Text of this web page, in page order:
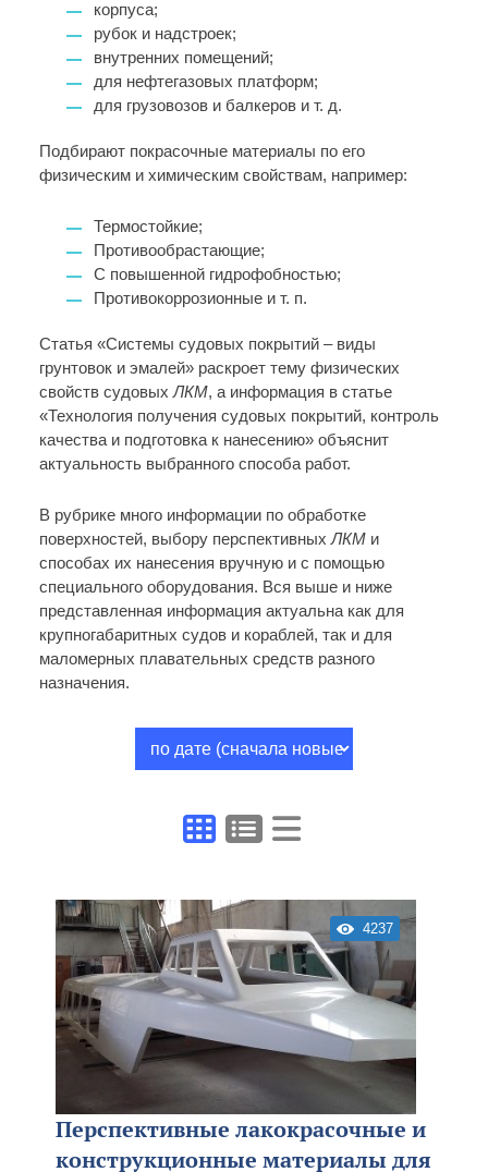
корпуса;
рубок и надстроек;
внутренних помещений;
для нефтегазовых платформ;
для грузовозов и балкеров и т. д.
Подбирают покрасочные материалы по его
физическим и химическим свойствам, например:
Термостойкие;
Противообрастающие;
С повышенной гидрофобностью;
Противокоррозионные и т. п.
Статья «Системы судовых покрытий – виды
грунтовок и эмалей» раскроет тему физических
свойств судовых ЛКМ, а информация в статье
«Технология получения судовых покрытий, контроль
качества и подготовка к нанесению» объяснит
актуальность выбранного способа работ.
В рубрике много информации по обработке
поверхностей, выбору перспективных ЛКМи
способах их нанесения вручную и с помощью
специального оборудования. Вся выше и ниже
представленная информация актуальна как для
крупногабаритных судов и кораблей, так и для
маломерных плавательных средств разного
назначения.
4237
Перспективные лакокрасочные и
конструкционные материалы для